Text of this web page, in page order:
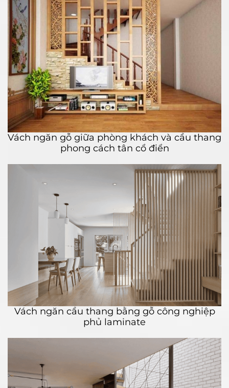
Vách ngăn gỗ giữa phòng khách và cầu thang
phong cách tân cổ điển
Vách ngăn cầu thang bằng gỗ công nghiệp
phủ laminate